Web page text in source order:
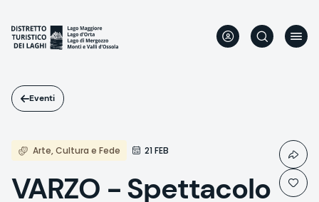
contenuto
principale
Eventi
Arte, Cultura e Fede 21 FEB
VARZO - Spettacolo